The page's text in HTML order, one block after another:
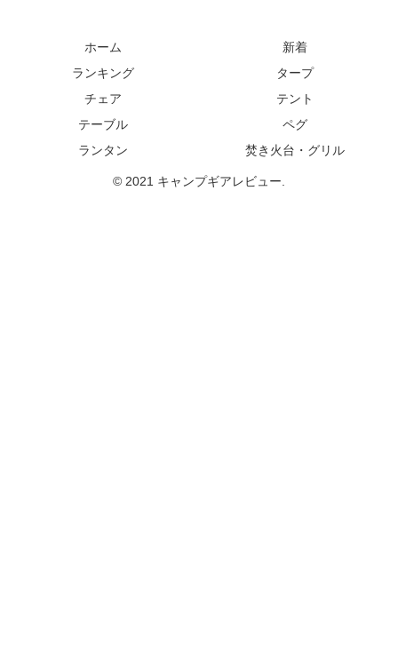
ホーム
新着
ランキング
タープ
チェア
テント
テーブル
ペグ
ランタン
焚き火台・グリル
© 2021 キャンプギアレビュー.